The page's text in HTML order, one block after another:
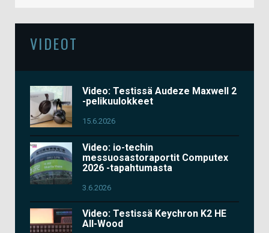
VIDEOT
Video: Testissä Audeze Maxwell 2
-pelikuulokkeet
15.6.2026
Video: io-techin
messuosastoraportit Computex
2026 -tapahtumasta
3.6.2026
Video: Testissä Keychron K2 HE
All-Wood